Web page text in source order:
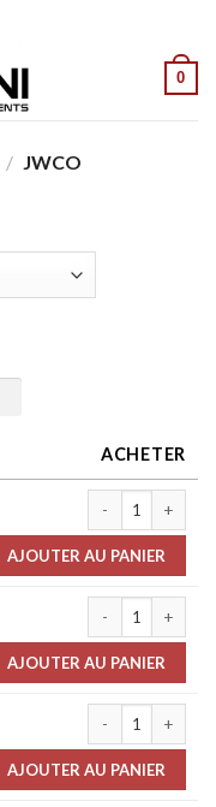
0
/ JWCO
ACHETER
quantité de
AJOUTER AU PANIER
quantité de
AJOUTER AU PANIER
quantité de
AJOUTER AU PANIER